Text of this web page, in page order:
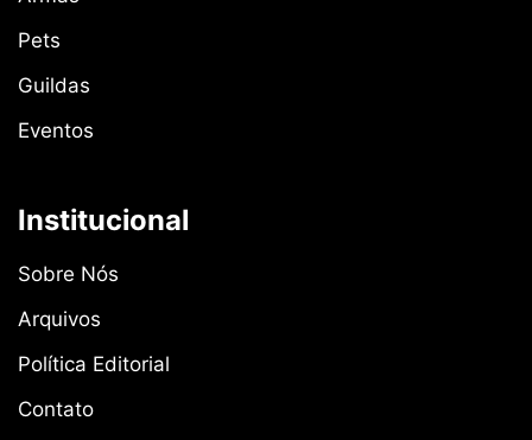
Pets
Guildas
Eventos
Institucional
Sobre Nós
Arquivos
Política Editorial
Contato